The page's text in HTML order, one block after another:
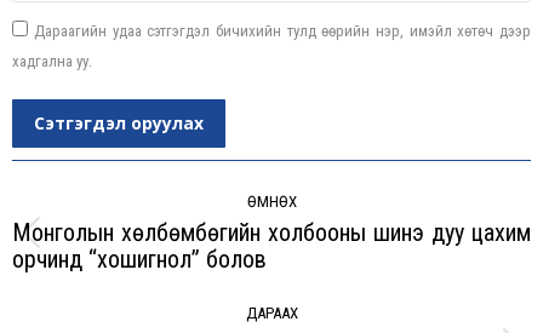
Дараагийн удаа сэтгэгдэл бичихийн тулд өөрийн нэр, имэйл хөтөч дээр
хадгална уу.
Сэтгэгдэл оруулах
ӨМНӨХ
Previous
Монголын хөлбөмбөгийн холбооны шинэ дуу цахим
орчинд “хошигнол” болов
ДАРААХ